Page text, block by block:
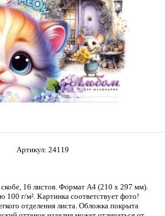
Артикул: 24119
16 листов. Формат А4 (210 х 297 мм).
100 г/м². Картинка соответствует фото!
отделения листа. Обложка покрыта